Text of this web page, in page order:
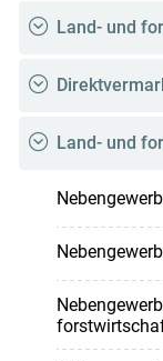
Land- und
Land- und